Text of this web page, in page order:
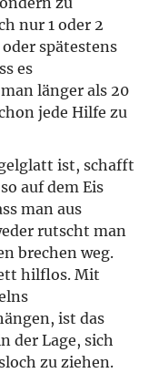
nur 1 oder 2
spätestens
es
länger als 20
jede Hilfe zu
ist, schafft
auf dem Eis
man aus
rutscht man
brechen weg.
hilflos. Mit
ist das
der Lage, sich
zu ziehen.